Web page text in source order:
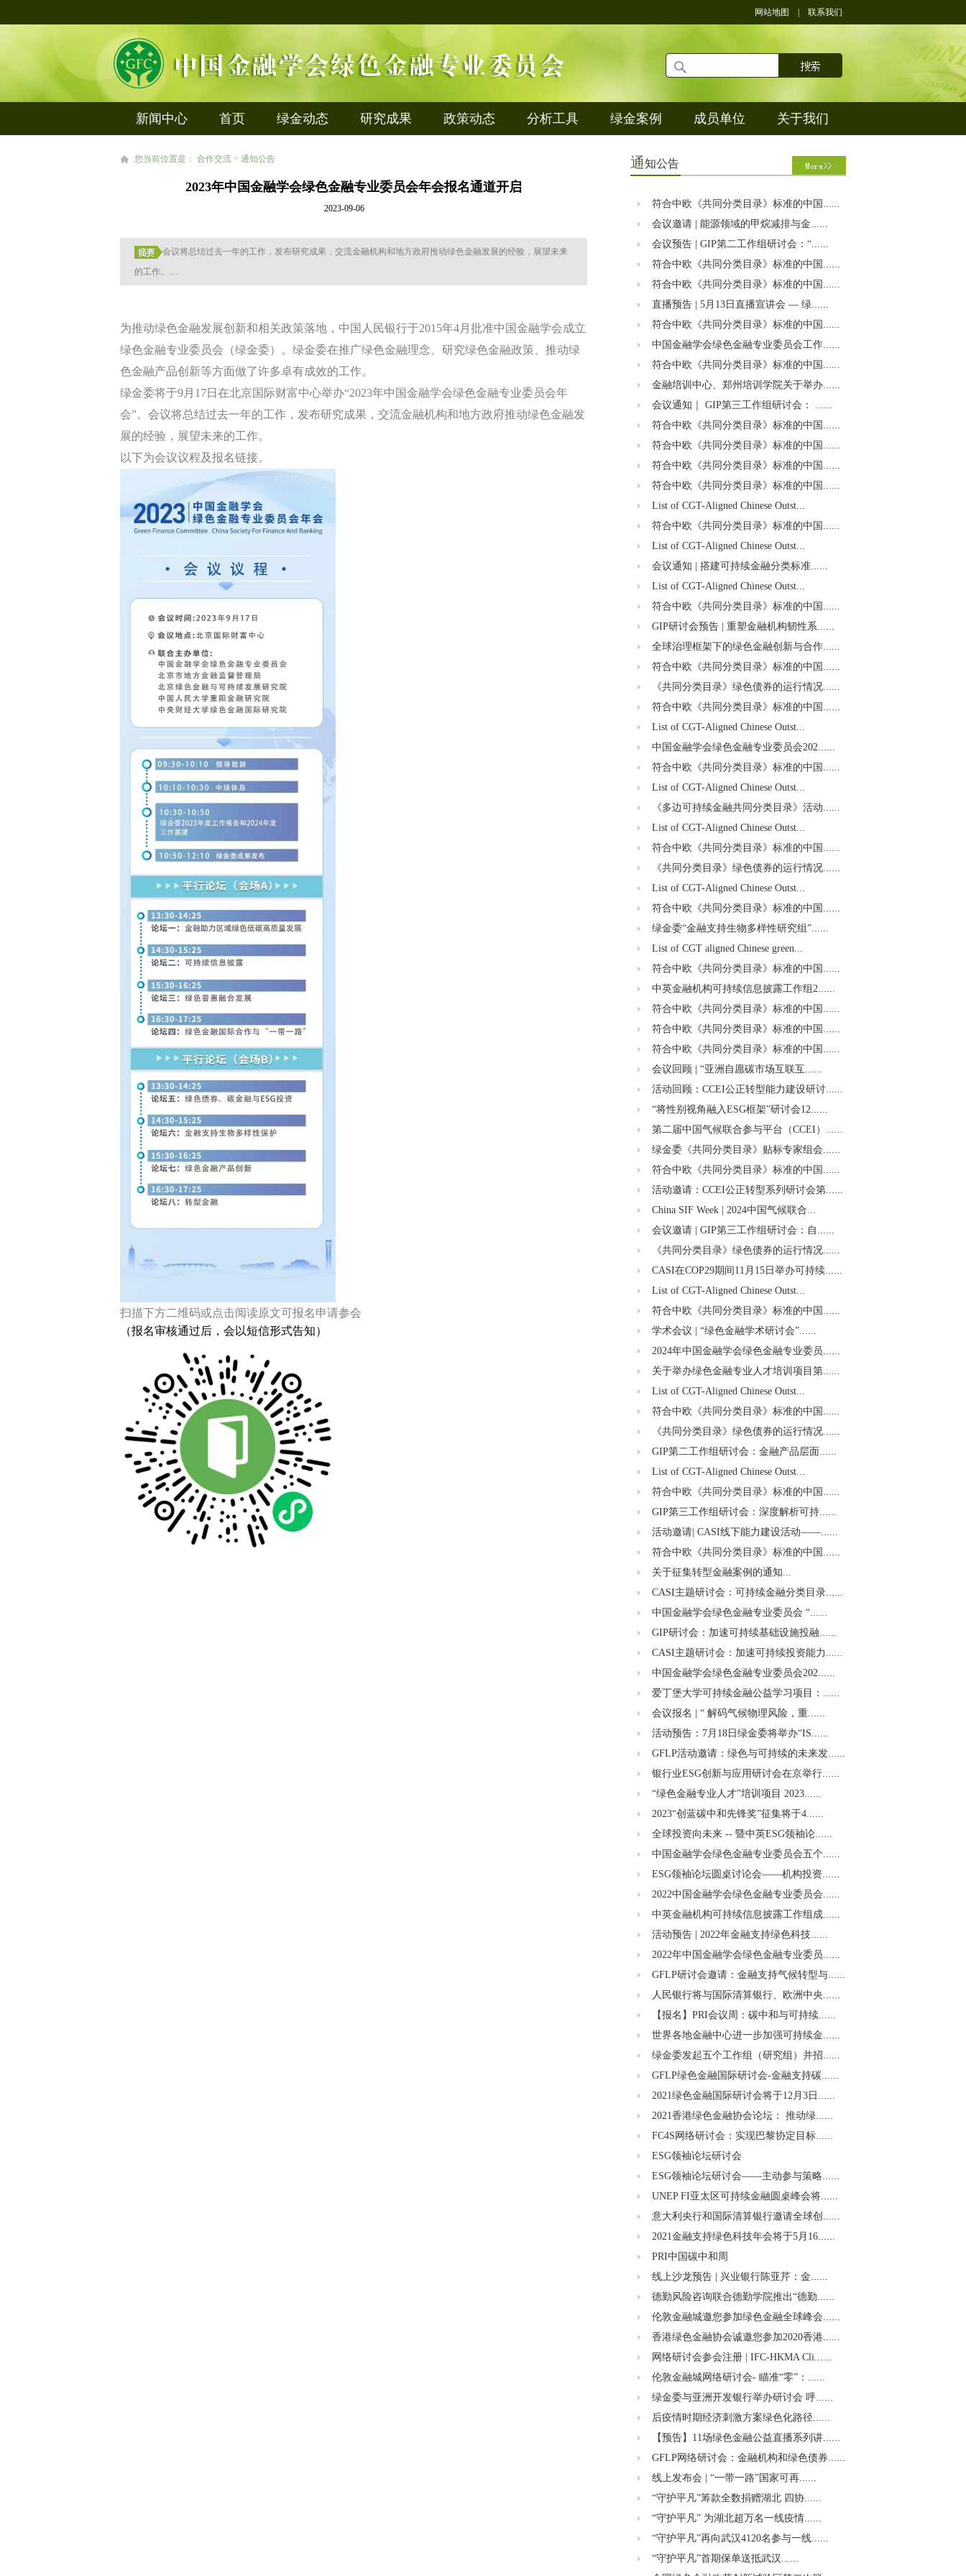
网站地图 联系我们
新闻中心 首页 绿金动态 研究成果 政策动态 分析工具 绿金案例 成员单位 关于我们
您当前位置是： 合作交流 > 通知公告
2023年中国金融学会绿色金融专业委员会年会报名通道开启
2023-09-06
会议将总结过去一年的工作，发布研究成果，交流金融机构和地方政府推动绿色金融发展的经验，展望未来
的工作。....
为推动绿色金融发展创新和相关政策落地，中国人民银行于2015年4月批准中国金融学会成立
绿色金融专业委员会（绿金委）。绿金委在推广绿色金融理念、研究绿色金融政策、推动绿
色金融产品创新等方面做了许多卓有成效的工作。
绿金委将于9月 17日在北京国际财富中心举办“2023年中国金融学会绿色金融专业委员会年
会”。会议将总结过去一年的工作，发布研究成果，交流金融机构和地方政府推动绿色金融发
展的经验，展望未来的工作。
以下为会议议程及报名链接。
扫描下方二维码或点击阅读原文可报名申请参会
（报名审核通过后，会以短信形式告知）
通知公告
符合中欧《共同分类目录》标准的中国......
会议邀请 | 能源领域的甲烷减排与金......
会议预告 | GIP第二工作组研讨会：“......
符合中欧《共同分类目录》标准的中国......
符合中欧《共同分类目录》标准的中国......
直播预告 | 5月13日直播宣讲会 — 绿......
符合中欧《共同分类目录》标准的中国......
中国金融学会绿色金融专业委员会工作......
符合中欧《共同分类目录》标准的中国......
金融培训中心、郑州培训学院关于举办......
会议通知｜ GIP第三工作组研讨会： ......
符合中欧《共同分类目录》标准的中国......
符合中欧《共同分类目录》标准的中国......
符合中欧《共同分类目录》标准的中国......
符合中欧《共同分类目录》标准的中国......
List of CGT-Aligned Chinese Outst...
符合中欧《共同分类目录》标准的中国......
List of CGT-Aligned Chinese Outst...
会议通知 | 搭建可持续金融分类标准......
List of CGT-Aligned Chinese Outst...
符合中欧《共同分类目录》标准的中国......
GIP研讨会预告 | 重塑金融机构韧性系......
全球治理框架下的绿色金融创新与合作......
符合中欧《共同分类目录》标准的中国......
《共同分类目录》绿色债券的运行情况......
符合中欧《共同分类目录》标准的中国......
List of CGT-Aligned Chinese Outst...
中国金融学会绿色金融专业委员会202......
符合中欧《共同分类目录》标准的中国......
List of CGT-Aligned Chinese Outst...
《多边可持续金融共同分类目录》活动......
List of CGT-Aligned Chinese Outst...
符合中欧《共同分类目录》标准的中国......
《共同分类目录》绿色债券的运行情况......
List of CGT-Aligned Chinese Outst...
符合中欧《共同分类目录》标准的中国......
绿金委“金融支持生物多样性研究组”......
List of CGT aligned Chinese green...
符合中欧《共同分类目录》标准的中国......
中英金融机构可持续信息披露工作组2......
符合中欧《共同分类目录》标准的中国......
符合中欧《共同分类目录》标准的中国......
符合中欧《共同分类目录》标准的中国......
会议回顾 | “亚洲自愿碳市场互联互......
活动回顾：CCEI公正转型能力建设研讨......
“将性别视角融入ESG框架”研讨会12......
第二届中国气候联合参与平台（CCEI）......
绿金委《共同分类目录》贴标专家组会......
符合中欧《共同分类目录》标准的中国......
活动邀请：CCEI公正转型系列研讨会第......
China SIF Week | 2024中国气候联合...
会议邀请 | GIP第三工作组研讨会：自......
《共同分类目录》绿色债券的运行情况......
CASI在COP29期间11月15日举办可持续......
List of CGT-Aligned Chinese Outst...
符合中欧《共同分类目录》标准的中国......
学术会议 | “绿色金融学术研讨会”......
2024年中国金融学会绿色金融专业委员......
关于举办绿色金融专业人才培训项目第......
List of CGT-Aligned Chinese Outst...
符合中欧《共同分类目录》标准的中国......
《共同分类目录》绿色债券的运行情况......
GIP第二工作组研讨会：金融产品层面......
List of CGT-Aligned Chinese Outst...
符合中欧《共同分类目录》标准的中国......
GIP第三工作组研讨会：深度解析可持......
活动邀请| CASI线下能力建设活动——......
符合中欧《共同分类目录》标准的中国......
关于征集转型金融案例的通知...
CASI主题研讨会：可持续金融分类目录......
中国金融学会绿色金融专业委员会 “......
GIP研讨会：加速可持续基础设施投融......
CASI主题研讨会：加速可持续投资能力......
中国金融学会绿色金融专业委员会202......
爱丁堡大学可持续金融公益学习项目：......
会议报名 | “ 解码气候物理风险，重......
活动预告：7月18日绿金委将举办“IS......
GFLP活动邀请：绿色与可持续的未来发......
银行业ESG创新与应用研讨会在京举行......
“绿色金融专业人才”培训项目 2023......
2023“创蓝碳中和先锋奖”征集将于4......
全球投资向未来 -- 暨中英ESG领袖论......
中国金融学会绿色金融专业委员会五个......
ESG领袖论坛圆桌讨论会——机构投资......
2022中国金融学会绿色金融专业委员会......
中英金融机构可持续信息披露工作组成......
活动预告 | 2022年金融支持绿色科技......
2022年中国金融学会绿色金融专业委员......
GFLP研讨会邀请：金融支持气候转型与......
人民银行将与国际清算银行、欧洲中央......
【报名】PRI会议周：碳中和与可持续......
世界各地金融中心进一步加强可持续金......
绿金委发起五个工作组（研究组）并招......
GFLP绿色金融国际研讨会-金融支持碳......
2021绿色金融国际研讨会将于12月3日......
2021香港绿色金融协会论坛： 推动绿......
​FC4S网络研讨会：实现巴黎协定目标......
ESG领袖论坛研讨会
ESG领袖论坛研讨会——主动参与策略......
UNEP FI亚太区可持续金融圆桌峰会将......
意大利央行和国际清算银行邀请全球创......
2021金融支持绿色科技年会将于5月16......
PRI中国碳中和周
线上沙龙预告 | 兴业银行陈亚芹：金......
德勤风险咨询联合德勤学院推出“德勤......
伦敦金融城邀您参加绿色金融全球峰会......
香港绿色金融协会诚邀您参加2020香港......
网络研讨会参会注册 | IFC-HKMA Cli......
伦敦金融城网络研讨会- 瞄准“零”：......
绿金委与亚洲开发银行举办研讨会 呼......
后疫情时期经济刺激方案绿色化路径......
【预告】11场绿色金融公益直播系列讲......
GFLP网络研讨会：金融机构和绿色债券......
线上发布会 | “一带一路”国家可再......
“守护平凡”筹款全数捐赠湖北 四协......
“守护平凡” 为湖北超万名一线疫情......
“守护平凡”再向武汉4120名参与一线......
“守护平凡”首期保单送抵武汉......